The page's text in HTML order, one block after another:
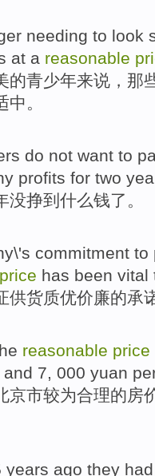
needing to look
at a reasonable
的青少年来说 ，那
中。
do not want to
profits for two
没挣到 什么钱了。
\'s commitment to
price has been vital
供货质优价廉的承
reasonable price
and 7, 000 yuan
京市较为合理的房
years ago they